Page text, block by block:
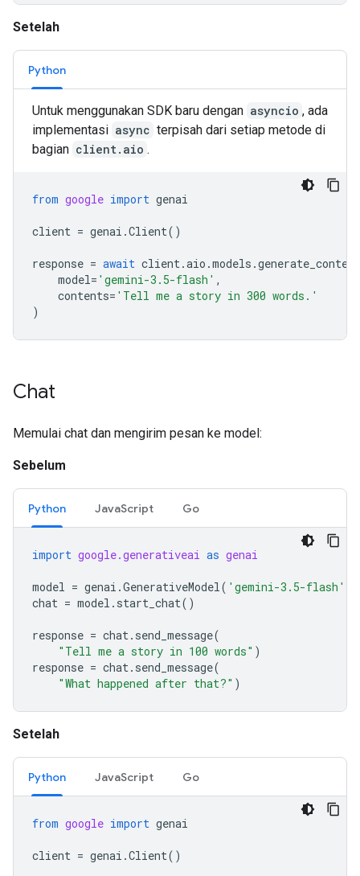
Setelah
Python
Untuk menggunakan SDK baru dengan asyncio , ada
implementasi async terpisah dari setiap metode di
bagian client.aio .
from google import genai
client = genai .Client()
response = await client.aio .models .generate_content
model= 'gemini-3.5-flash' ,
contents= 'Tell me a story in 300 words.'
)
Chat
Memulai chat dan mengirim pesan ke model:
Sebelum
Python JavaScript Go
import google.generativeai as genai
model = genai .GenerativeModel( 'gemini-3.5-flash'
chat = model . start_chat()
response = chat. send_message(
"Tell me a story in 100 words" )
response = chat. send_message(
"What happened after that?" )
Setelah
Python JavaScript Go
from google import genai
client = genai .Client()